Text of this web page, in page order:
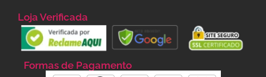
Loja Verificada
Formas de Pagamento